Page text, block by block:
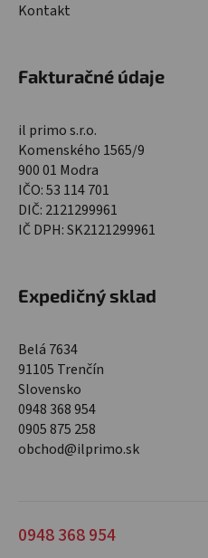
Kontakt
Fakturačné údaje
il primo s.r.o.
Komenského 1565/9
900 01 Modra
IČO: 53 114 701
DIČ: 2121299961
IČ DPH: SK2121299961
Expedičný sklad
Belá 7634
91105 Trenčín
Slovensko
0948 368 954
0905 875 258
obchod@ilprimo.sk
0948 368 954